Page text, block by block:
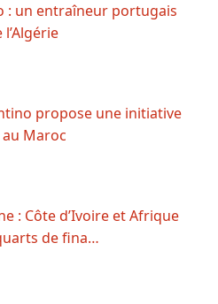
: un entraîneur portugais
propose une initiative
Maroc
: Côte d’Ivoire et Afrique
de fina…